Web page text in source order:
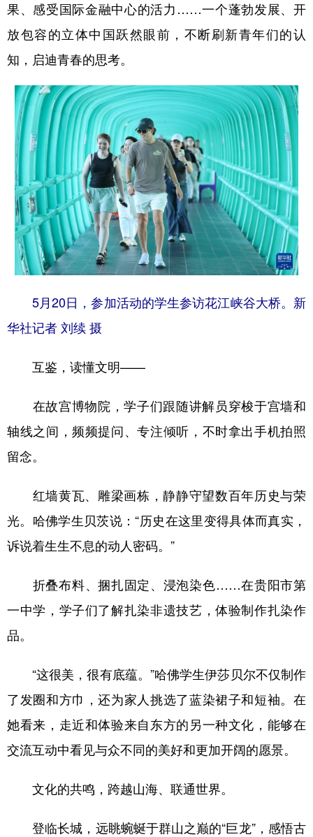
果、感受国际金融中心的活力……一个蓬勃发展、开
放包容的立体中国跃然眼前，不断刷新青年们的认
知，启迪青春的思考。
5月20日，参加活动的学生参访花江峡谷大桥。新
华社记者 刘续 摄
互鉴，读懂文明——
在故宫博物院，学子们跟随讲解员穿梭于宫墙和
轴线之间，频频提问、专注倾听，不时拿出手机拍照
留念。
红墙黄瓦、雕梁画栋，静静守望数百年历史与荣
光。哈佛学生贝茨说：“历史在这里变得具体而真实，
诉说着生生不息的动人密码。”
折叠布料、捆扎固定、浸泡染色……在贵阳市第
一中学，学子们了解扎染非遗技艺，体验制作扎染作
品。
“这很美，很有底蕴。”哈佛学生伊莎贝尔不仅制作
了发圈和方巾，还为家人挑选了蓝染裙子和短袖。在
她看来，走近和体验来自东方的另一种文化，能够在
交流互动中看见与众不同的美好和更加开阔的愿景。
文化的共鸣，跨越山海、联通世界。
登临长城，远眺蜿蜒于群山之巅的“巨龙”，感悟古